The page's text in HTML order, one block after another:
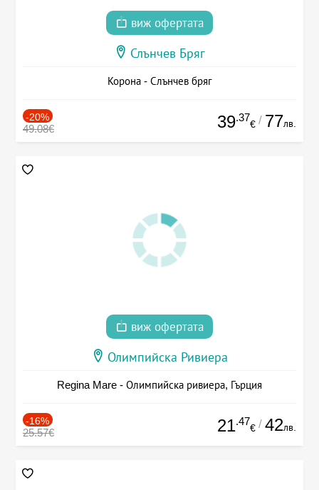
виж офертата
Слънчев Бряг
Корона - Слънчев бряг
-20%
49.08€ 39.37
€ / 77лв.
виж офертата
Олимпийска Ривиера
Regina Mare - Олимпийска ривиера, Гърция
-16%
25.57€ 21.47
€ / 42лв.